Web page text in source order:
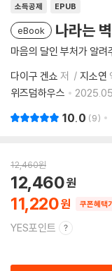
소득공제 EPUB
eBook 나라는 벽
마음의 달인 부처가 알
다이구 겐쇼 저 지소연
위즈덤하우스
10.0 9
12,460원
11,220
12,460
쿠폰혜택
YES포인트